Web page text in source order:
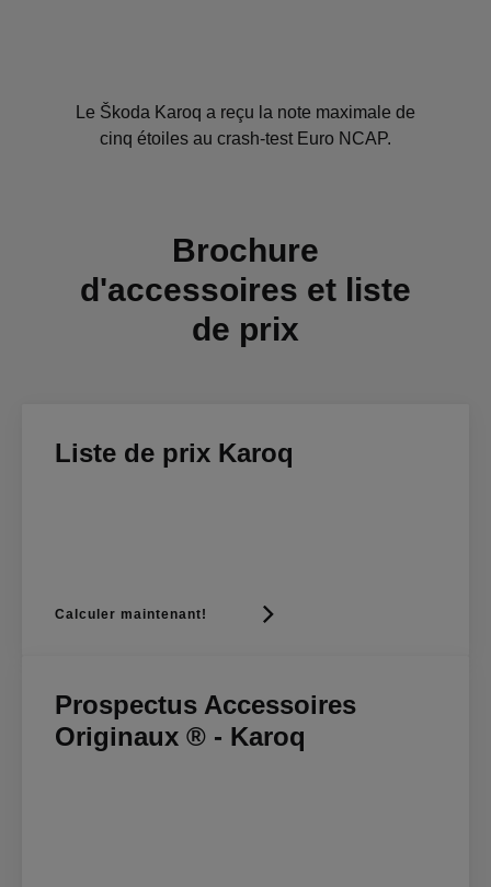
Le Škoda Karoq a reçu la note maximale de
cinq étoiles au crash-test Euro NCAP.
Brochure
d'accessoires et liste
de prix
Liste de prix Karoq
Calculer maintenant!
Prospectus Accessoires
Originaux ® - Karoq